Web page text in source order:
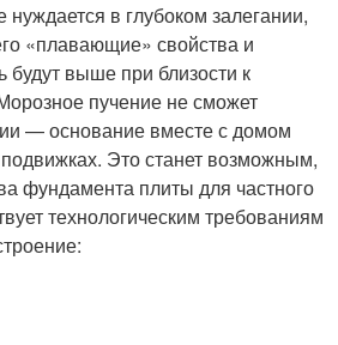
в глубоком залегании,
«плавающие» свойства и
будут выше при близости к
пучение не сможет
— основание вместе с домом
Это станет возможным,
фундамента плиты для частного
технологическим требованиям